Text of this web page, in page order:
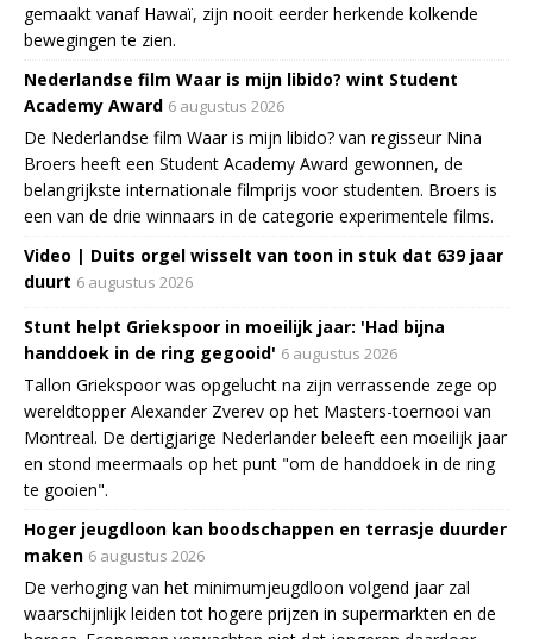
gemaakt vanaf Hawaï, zijn nooit eerder herkende kolkende
bewegingen te zien.
Nederlandse film Waar is mijn libido? wint Student
Academy Award 6 augustus 2026
De Nederlandse film Waar is mijn libido? van regisseur Nina
Broers heeft een Student Academy Award gewonnen, de
belangrijkste internationale filmprijs voor studenten. Broers is
een van de drie winnaars in de categorie experimentele films.
Video | Duits orgel wisselt van toon in stuk dat 639 jaar
duurt 6 augustus 2026
Stunt helpt Griekspoor in moeilijk jaar: 'Had bijna
handdoek in de ring gegooid' 6 augustus 2026
Tallon Griekspoor was opgelucht na zijn verrassende zege op
wereldtopper Alexander Zverev op het Masters-toernooi van
Montreal. De dertigjarige Nederlander beleeft een moeilijk jaar
en stond meermaals op het punt "om de handdoek in de ring
te gooien".
Hoger jeugdloon kan boodschappen en terrasje duurder
maken 6 augustus 2026
De verhoging van het minimumjeugdloon volgend jaar zal
waarschijnlijk leiden tot hogere prijzen in supermarkten en de